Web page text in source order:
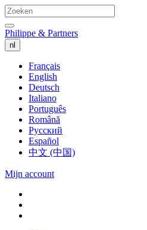
Philippe & Partners
nl
Français
English
Deutsch
Italiano
Português
Română
Русский
Español
中文 (中国)
Mijn account